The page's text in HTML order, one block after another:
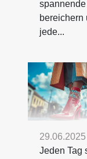
bereichern
jede...
29.06.2025
Jeden Tag